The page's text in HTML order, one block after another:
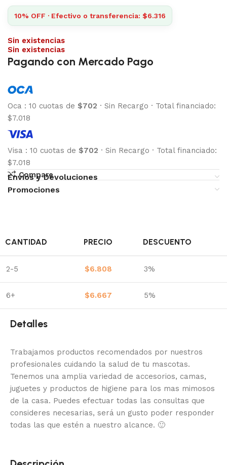
10% OFF · Efectivo o transferencia: $6.316
Sin existencias
Sin existencias
Pagando con Mercado Pago
Oca : 10 cuotas de $702 · Sin Recargo · Total financiado:
$7.018
Visa : 10 cuotas de $702 · Sin Recargo · Total financiado:
$7.018
Compare
Envíos y Devoluciones
Promociones
CANTIDAD PRECIO DESCUENTO
2-5 $6.808 3%
6+ $6.667 5%
Detalles
Trabajamos productos recomendados por nuestros
profesionales cuidando la salud de tu mascotas.
Tenemos una amplia variedad de accesorios, camas,
juguetes y productos de higiene para los mas mimosos
de la casa. Puedes efectuar todas las consultas que
consideres necesarias, será un gusto poder responder
todas las que estén a nuestro alcance. 🙂